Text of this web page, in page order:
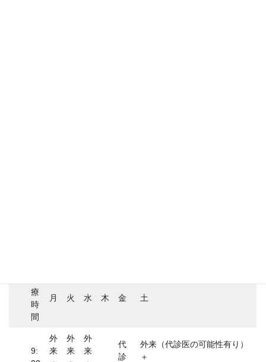
療
時
間
月 火 水 木 金 土
9:
外
来
外
来
外
来
代
診
外来（代診医の可能性有り）
＋